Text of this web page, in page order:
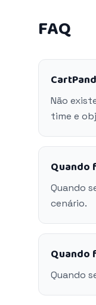
FAQ
Não
time e
Quando
Quando
cenário.
Quando
Quando